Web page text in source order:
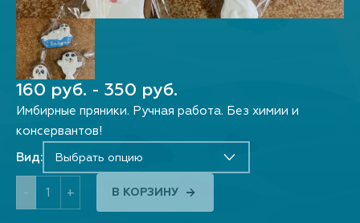
160 руб. - 350 руб.
Имбирные пряники. Ручная работа. Без химии и
консервантов!
Вид:
Выбрать опцию
+ В КОРЗИНУ